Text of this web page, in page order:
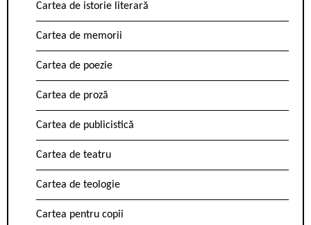
Cartea de istorie literară
Cartea de memorii
Cartea de poezie
Cartea de proză
Cartea de publicistică
Cartea de teatru
Cartea de teologie
Cartea pentru copii